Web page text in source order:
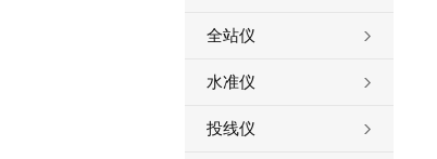
全站仪
水准仪
投线仪